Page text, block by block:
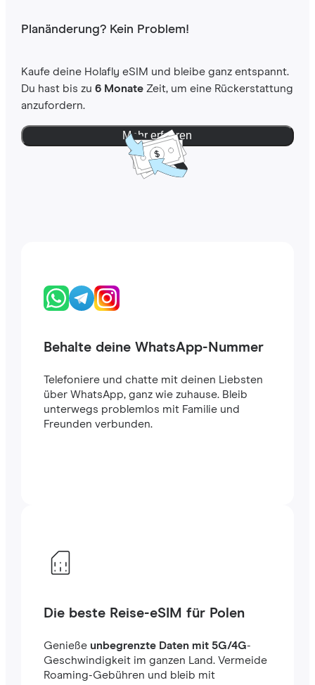
Planänderung? Kein Problem!
Kaufe deine Holafly eSIM und bleibe ganz entspannt.
Du hast bis zu 6 MonateZeit, um eine Rückerstattung
anzufordern.
Mehr erfahren
Behalte deine WhatsApp-Nummer
Telefoniere und chatte mit deinen Liebsten
über WhatsApp, ganz wie zuhause. Bleib
unterwegs problemlos mit Familie und
Freunden verbunden.
Die beste Reise-eSIM für Polen
Genieße unbegrenzte Daten mit 5G/4G-
Geschwindigkeit im ganzen Land. Vermeide
Roaming-Gebühren und bleib mit